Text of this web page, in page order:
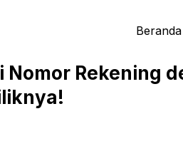
Beranda
Rekening